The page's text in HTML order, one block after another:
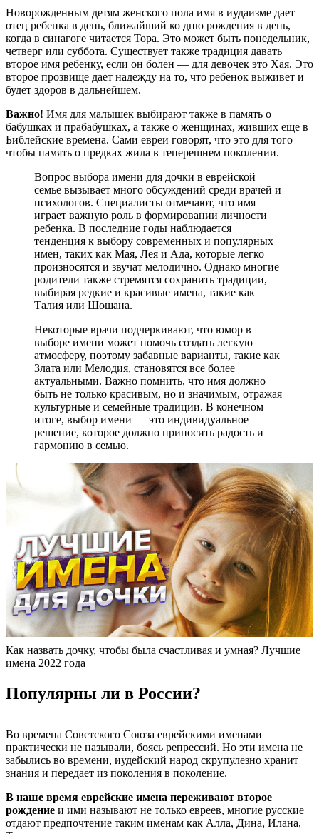
Новорожденным детям женского пола имя в иудаизме дает
отец ребенка в день, ближайший ко дню рождения в день,
когда в синагоге читается Тора. Это может быть понедельник,
четверг или суббота. Существует также традиция давать
второе имя ребенку, если он болен — для девочек это Хая. Это
второе прозвище дает надежду на то, что ребенок выживет и
будет здоров в дальнейшем.
Важно! Имя для малышек выбирают также в память о
бабушках и прабабушках, а также о женщинах, живших еще в
Библейские времена. Сами евреи говорят, что это для того
чтобы память о предках жила в теперешнем поколении.
Вопрос выбора имени для дочки в еврейской
семье вызывает много обсуждений среди врачей и
психологов. Специалисты отмечают, что имя
играет важную роль в формировании личности
ребенка. В последние годы наблюдается
тенденция к выбору современных и популярных
имен, таких как Мая, Лея и Ада, которые легко
произносятся и звучат мелодично. Однако многие
родители также стремятся сохранить традиции,
выбирая редкие и красивые имена, такие как
Талия или Шошана.
Некоторые врачи подчеркивают, что юмор в
выборе имени может помочь создать легкую
атмосферу, поэтому забавные варианты, такие как
Злата или Мелодия, становятся все более
актуальными. Важно помнить, что имя должно
быть не только красивым, но и значимым, отражая
культурные и семейные традиции. В конечном
итоге, выбор имени — это индивидуальное
решение, которое должно приносить радость и
гармонию в семью.
Как назвать дочку, чтобы была счастливая и умная? Лучшие
имена 2022 года
Популярны ли в России?
Во времена Советского Союза еврейскими именами
практически не называли, боясь репрессий. Но эти имена не
забылись во времени, иудейский народ скрупулезно хранит
знания и передает из поколения в поколение.
В наше время еврейские имена переживают второе
рождение и ими называют не только евреев, многие русские
отдают предпочтение таким именам как Алла, Дина, Илана,